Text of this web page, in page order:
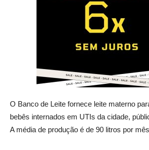
O Banco de Leite fornece leite materno
bebês internados em UTIs da cidade,
A média de produção é de 90 litros por